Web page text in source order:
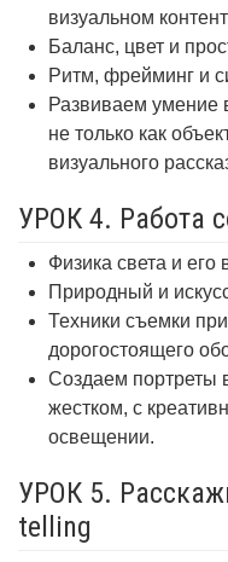
визуальном
Баланс, цвет и
Ритм, фрейминг и
Развиваем умение
не только как
визуального
УРОК 4. Работа
Физика света и
Природный и
Техники съемки
дорогостоящего
Создаем портреты
жестком, с
освещении.
УРОК 5.
telling